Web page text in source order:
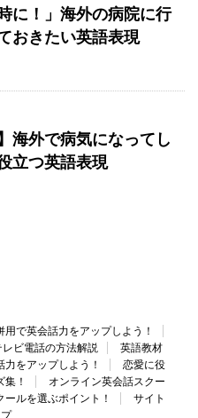
に！」海外の病院に行
おきたい英語表現
海外で病気になってし
立つ英語表現
で英会話力をアップしよう！
ビ電話の方法解説
英語教材
をアップしよう！
恋愛に役
！
オンライン英会話スクー
ルを選ぶポイント！
サイト